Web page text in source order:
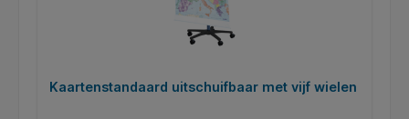
Kaartenstandaard uitschuifbaar met vijf wielen